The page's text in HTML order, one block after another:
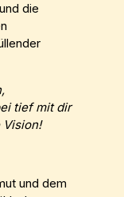
die
tief mit dir
und dem